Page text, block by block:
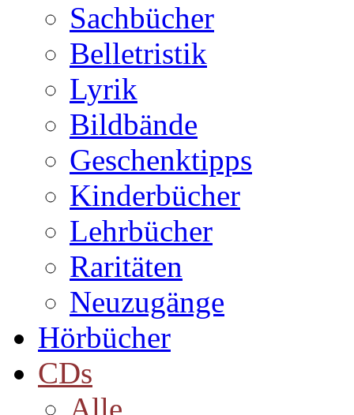
Sachbücher
Belletristik
Lyrik
Bildbände
Geschenktipps
Kinderbücher
Lehrbücher
Raritäten
Neuzugänge
Hörbücher
CDs